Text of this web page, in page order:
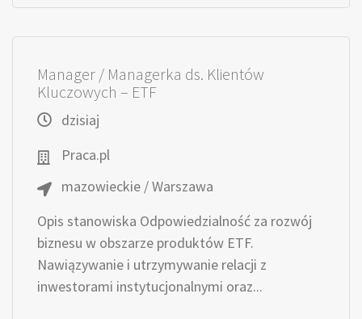
Manager / Managerka ds. Klientów
Kluczowych – ETF
dzisiaj
Praca.pl
mazowieckie / Warszawa
Opis stanowiska Odpowiedzialność za rozwój
biznesu w obszarze produktów ETF.
Nawiązywanie i utrzymywanie relacji z
inwestorami instytucjonalnymi oraz...